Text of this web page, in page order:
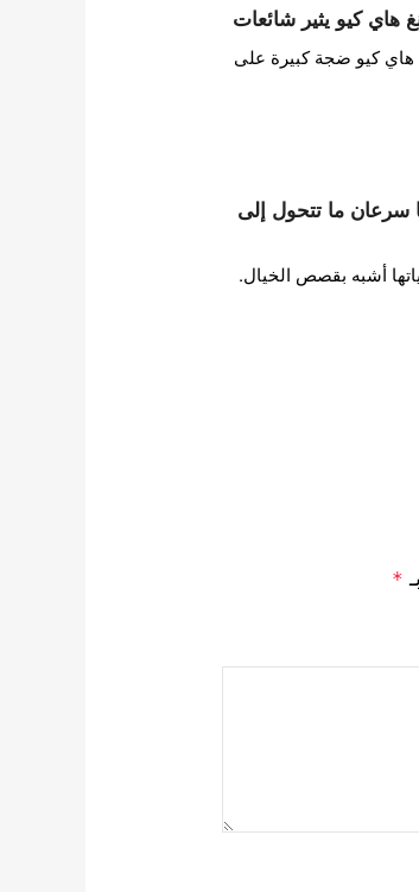
كيو يثير شائعات
هاي كيو ضجة كبيرة على
سرعان ما تتحول إلى
أشبه بقصص الخيال.
*